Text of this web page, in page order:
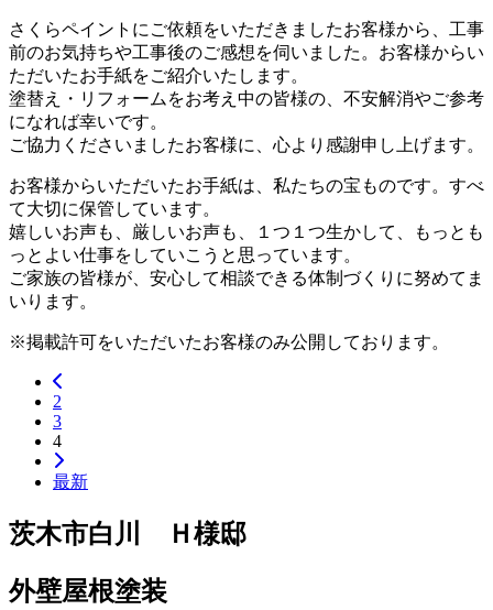
さくらペイントにご依頼をいただきましたお客様から、工事
前のお気持ちや工事後のご感想を伺いました。お客様からい
ただいたお手紙をご紹介いたします。
塗替え・リフォームをお考え中の皆様の、不安解消やご参考
になれば幸いです。
ご協力くださいましたお客様に、心より感謝申し上げます。
お客様からいただいたお手紙は、私たちの宝ものです。すべ
て大切に保管しています。
嬉しいお声も、厳しいお声も、１つ１つ生かして、もっとも
っとよい仕事をしていこうと思っています。
ご家族の皆様が、安心して相談できる体制づくりに努めてま
いります。
※掲載許可をいただいたお客様のみ公開しております。
2
3
4
最新
茨木市白川 Ｈ様邸
外壁屋根塗装